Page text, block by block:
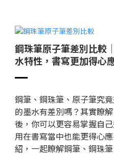
鋼珠筆原子筆差別比較
水特性，書寫更加得心
鋼筆、鋼珠筆、原子筆究
的墨水有差別嗎？其實瞭
後，你可以更容易掌握自
用在書寫當中也能更得心
紹，一起瞭解鋼筆、鋼珠